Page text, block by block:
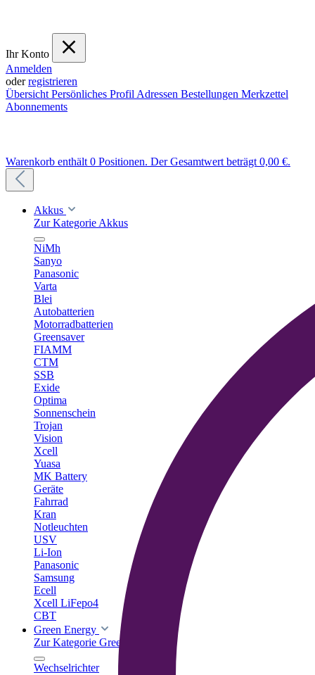
Ihr Konto
Anmelden
oderregistrieren
Übersicht Persönliches Profil Adressen Bestellungen Merkzettel
Abonnements
Warenkorb enthält 0 Positionen. Der Gesamtwert beträgt 0,00 €.
Akkus
Zur Kategorie Akkus
NiMh
Sanyo
Panasonic
Varta
Blei
Autobatterien
Motorradbatterien
Greensaver
FIAMM
CTM
SSB
Exide
Optima
Sonnenschein
Trojan
Vision
Xcell
Yuasa
MK Battery
Geräte
Fahrrad
Kran
Notleuchten
USV
Li-Ion
Panasonic
Samsung
Ecell
Xcell LiFepo4
CBT
Green Energy
Zur Kategorie Green Energy
Wechselrichter